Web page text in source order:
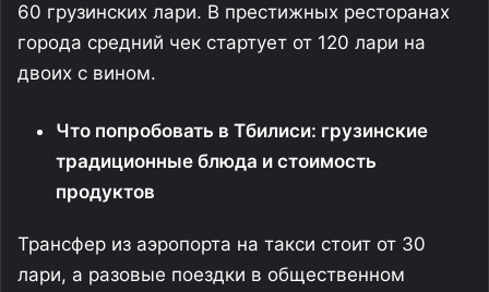
60 грузинских лари. В престижных ресторанах
города средний чек стартует от 120 лари на
двоих с вином.
Что попробовать в Тбилиси: грузинские
традиционные блюда и стоимость
продуктов
Трансфер из аэропорта на такси стоит от 30
лари, а разовые поездки в общественном